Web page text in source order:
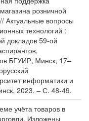
розничной
Актуальные вопросы
технологий :
докладов 59-ой
БГУИР, Минск, 17–
информатики и
2023. – С. 48-49.
учёта товаров в
Изложены